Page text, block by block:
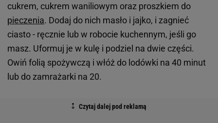
cukrem, cukrem waniliowym oraz proszkiem do
pieczenia. Dodaj do nich masło i jajko, i zagnieć
ciasto - ręcznie lub w robocie kuchennym, jeśli go
masz. Uformuj je w kulę i podziel na dwie części.
Owiń folią spożywczą i włóż do lodówki na 40 minut
lub do zamrażarki na 20.